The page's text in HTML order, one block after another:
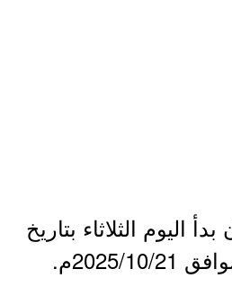
اليوم الثلاثاء بتاريخ